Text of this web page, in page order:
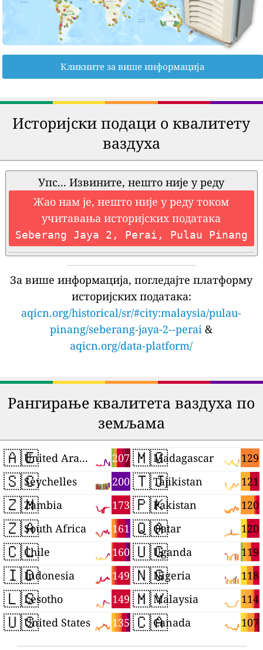
Кликните за више информација
Историјски подаци о квалитету
ваздуха
Упс... Извините, нешто није у реду
Жао нам је, нешто није у реду током
учитавања историјских података
Seberang Jaya 2, Perai, Pulau Pinang
За више информација, погледајте платформу
историјских података:
aqicn.org/historical/sr/#city:malaysia/pulau-
pinang/seberang-jaya-2--perai &
aqicn.org/data-platform/
Рангирање квалитета ваздуха по
земљама
🇦🇪 207
United Arab Emirates
🇸🇨 200
Seychelles
🇿🇲 173
Zambia
🇿🇦 161
South Africa
🇨🇱 160
Chile
🇮🇩 149
Indonesia
🇱🇸 149
Lesotho
🇺🇸 135
United States
🇲🇬 129
Madagascar
🇹🇯 121
Tajikistan
🇵🇰 120
Pakistan
🇶🇦 120
Qatar
🇺🇬 119
Uganda
🇳🇬 118
Nigeria
🇲🇾 114
Malaysia
🇨🇦 107
Canada